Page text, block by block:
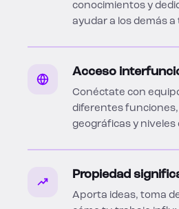
conocimientos y
ayudar a los demás a
Acceso
Conéctate con
diferentes
geográficas y niveles
Propiedad
Aporta ideas, toma